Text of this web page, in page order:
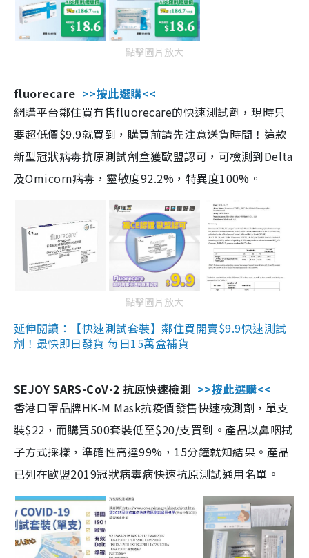
點擊圖片放大
fluorecare >>按此選購<<
網購平台鄰住買有售fluorecare的快速測試劑，現時只
要超低價$9.9就買到，購買前請先注意送貨時間！這款
新型冠狀病毒抗原測試劑盒獲歐盟認可，可檢測到Delta
及Omicorn病毒，靈敏度92.2%，特異度100%。
點擊圖片放大
延伸閱讀：【快速測試套裝】鄰住買開賣$9.9快速測試
劑！最快即日發貨 每日15萬盒補貨
SEJOY SARS-CoV-2 抗原快速檢測 >>按此選購<<
香港口罩品牌HK-M Mask抗疫價發售快速檢測劑，單支
裝$22，而購買500套裝低至$20/支買到。產品以鼻咽拭
子方式採樣，準確性高達99%，15分鐘就知結果。產品
已列在歐盟2019冠狀病毒病快速抗原測試通用名單。